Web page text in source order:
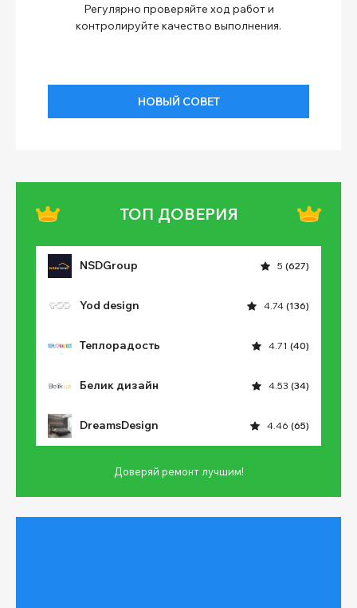
Регулярно проверяйте ход работ и
контролируйте качество выполнения.
НОВЫЙ СОВЕТ
ТОП ДОВЕРИЯ
NSDGroup 5 (627)
Yod design 4.74 (136)
Теплорадость 4.71 (40)
Белик дизайн 4.53 (34)
DreamsDesign 4.46 (65)
Доверяй ремонт лучшим!